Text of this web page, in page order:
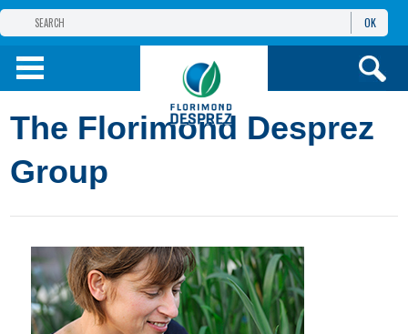
FLORIMOND DESPREZ
FLORIMOND DESPREZ CEI
OUR PRODUCTS
OK
The Florimond Desprez
Group